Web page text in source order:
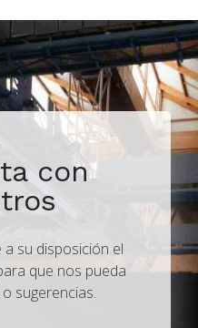
con
a su disposición el
que nos pueda
sugerencias.